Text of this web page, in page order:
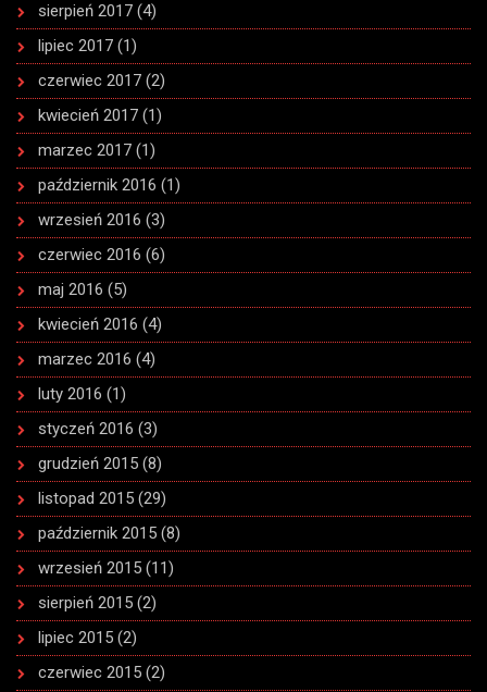
sierpień 2017 (4)
lipiec 2017 (1)
czerwiec 2017 (2)
kwiecień 2017 (1)
marzec 2017 (1)
październik 2016 (1)
wrzesień 2016 (3)
czerwiec 2016 (6)
maj 2016 (5)
kwiecień 2016 (4)
marzec 2016 (4)
luty 2016 (1)
styczeń 2016 (3)
grudzień 2015 (8)
listopad 2015 (29)
październik 2015 (8)
wrzesień 2015 (11)
sierpień 2015 (2)
lipiec 2015 (2)
czerwiec 2015 (2)